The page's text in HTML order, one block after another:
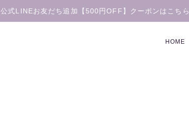
公式LINEお友だち追加【500円OFF】クーポンはこちら
HOME